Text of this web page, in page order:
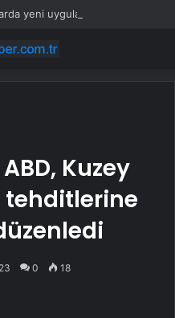
Kuzey
tehditlerine
0 18